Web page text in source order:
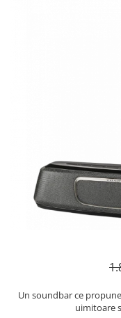
Un soundbar ce
uimitoare